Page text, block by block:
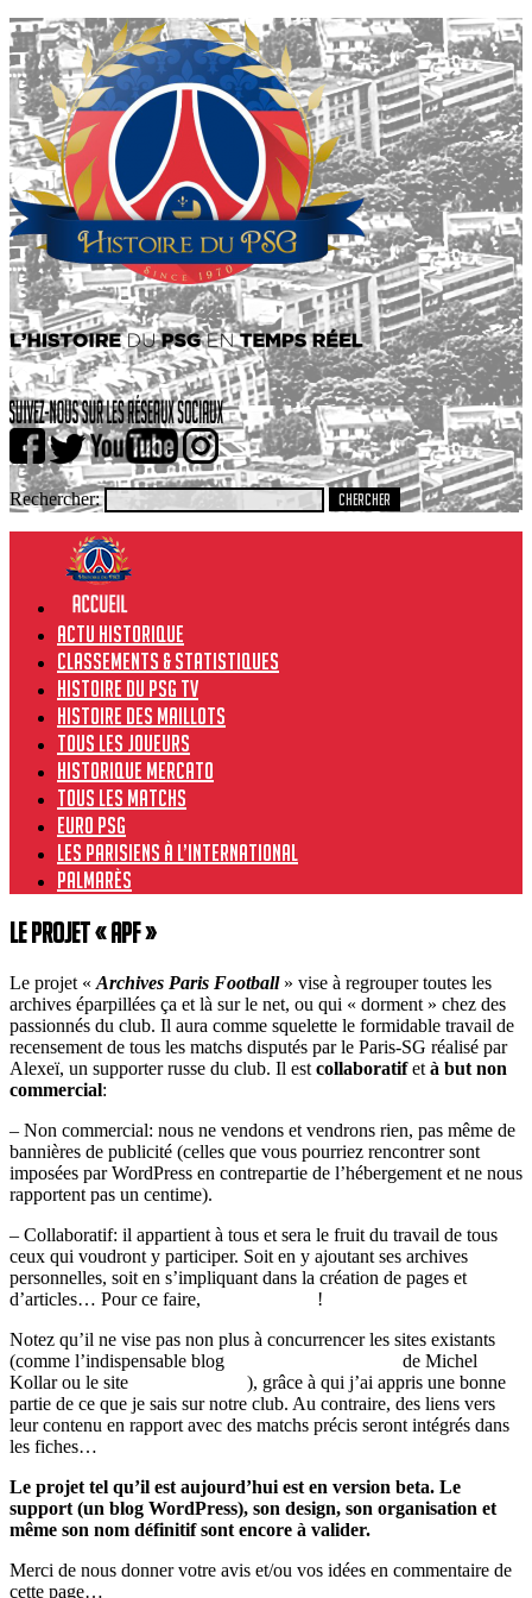
Rechercher:
Actu historique
Classements & Statistiques
Histoire du PSG TV
Histoire des maillots
Tous les joueurs
Historique Mercato
Tous les matchs
Euro PSG
Les Parisiens à l’international
Palmarès
Le projet « APF »
Le projet « Archives Paris Football» vise à regrouper toutes les
archives éparpillées ça et là sur le net, ou qui « dorment » chez des
passionnés du club. Il aura comme squelette le formidable travail de
recensement de tous les matchs disputés par le Paris-SG réalisé par
Alexeï, un supporter russe du club. Il est collaboratifet à but non
commercial:
– Non commercial: nous ne vendons et vendrons rien, pas même de
bannières de publicité (celles que vous pourriez rencontrer sont
imposées par WordPress en contrepartie de l’hébergement et ne nous
rapportent pas un centime).
– Collaboratif: il appartient à tous et sera le fruit du travail de tous
ceux qui voudront y participer. Soit en y ajoutant ses archives
personnelles, soit en s’impliquant dans la création de pages et
d’articles… Pour ce faire,
!
Notez qu’il ne vise pas non plus à concurrencer les sites existants
(comme l’indispensable blog
de Michel
Kollar ou le site
), grâce à qui j’ai appris une bonne
partie de ce que je sais sur notre club. Au contraire, des liens vers
leur contenu en rapport avec des matchs précis seront intégrés dans
les fiches…
Le projet tel qu’il est aujourd’hui est en version beta. Le
support (un blog WordPress), son design, son organisation et
même son nom définitif sont encore à valider.
Merci de nous donner votre avis et/ou vos idées en commentaire de
cette page…